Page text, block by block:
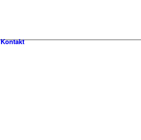
Kontakt